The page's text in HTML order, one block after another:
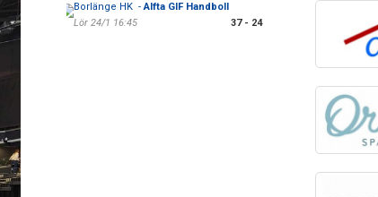
Borlänge HK -Alfta GIF Handboll
Lör 24/1 16:45
37 - 24